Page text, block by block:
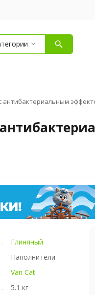
Глиняный
Наполнители
Van Cat
5.1 кг